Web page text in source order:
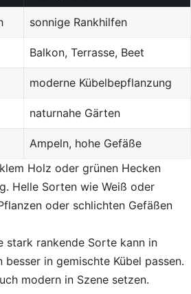
sonnige Rankhilfen
Balkon, Terrasse, Beet
moderne Kübelbepflanzung
naturnahe Gärten
Ampeln, hohe Gefäße
Holz oder grünen Hecken
Helle Sorten wie Weiß oder
oder schlichten Gefäßen
stark rankende Sorte kann in
in gemischte Kübel passen.
modern in Szene setzen.